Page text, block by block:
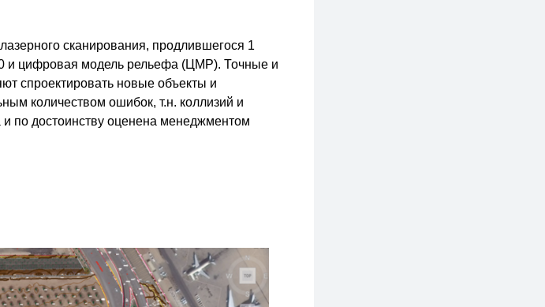
сканирования, продлившегося 1
и цифровая модель рельефа (ЦМР). Точные и
спроектировать новые объекты и
количеством ошибок, т.н. коллизий и
по достоинству оценена менеджментом